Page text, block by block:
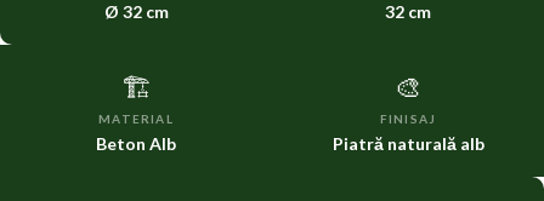
Ø 32 cm 32 cm
🏗️
MATERIAL
Beton Alb
🎨
FINISAJ
Piatră naturală alb